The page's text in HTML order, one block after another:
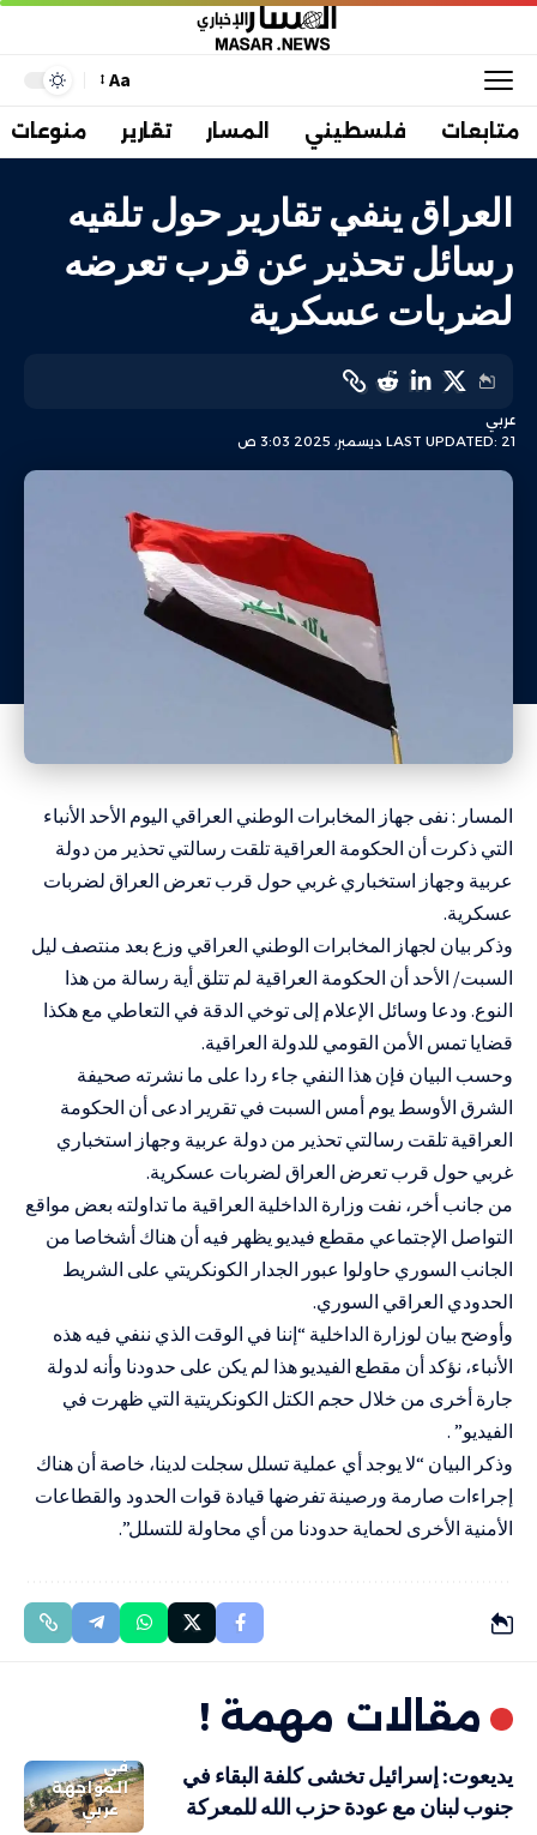
Aa
متابعات فلسطيني المسار تقارير منوعات
العراق ينفي تقارير حول تلقيه
رسائل تحذير عن قرب تعرضه
لضربات عسكرية
LAST UPDATED: 21 ديسمبر، 2025 3:03 ص
عربي
المسار : نفى جهاز المخابرات الوطني العراقي اليوم الأحد الأنباء
التي ذكرت أن الحكومة العراقية تلقت رسالتي تحذير من دولة
عربية وجهاز استخباري غربي حول قرب تعرض العراق لضربات
عسكرية.
وذكر بيان لجهاز المخابرات الوطني العراقي وزع بعد منتصف ليل
السبت/ الأحد أن الحكومة العراقية لم تتلق أية رسالة من هذا
النوع. ودعا وسائل الإعلام إلى توخي الدقة في التعاطي مع هكذا
قضايا تمس الأمن القومي للدولة العراقية.
وحسب البيان فإن هذا النفي جاء ردا على ما نشرته صحيفة
الشرق الأوسط يوم أمس السبت في تقرير ادعى أن الحكومة
العراقية تلقت رسالتي تحذير من دولة عربية وجهاز استخباري
غربي حول قرب تعرض العراق لضربات عسكرية.
من جانب أخر، نفت وزارة الداخلية العراقية ما تداولته بعض مواقع
التواصل الإجتماعي مقطع فيديو يظهر فيه أن هناك أشخاصا من
الجانب السوري حاولوا عبور الجدار الكونكريتي على الشريط
الحدودي العراقي السوري.
وأوضح بيان لوزارة الداخلية “إننا في الوقت الذي ننفي فيه هذه
الأنباء، نؤكد أن مقطع الفيديو هذا لم يكن على حدودنا وأنه لدولة
جارة أخرى من خلال حجم الكتل الكونكريتية التي ظهرت في
الفيديو” .
وذكر البيان “لا يوجد أي عملية تسلل سجلت لدينا، خاصة أن هناك
إجراءات صارمة ورصينة تفرضها قيادة قوات الحدود والقطاعات
الأمنية الأخرى لحماية حدودنا من أي محاولة للتسلل”.
مقالات مهمة !
في
المواجهة
عربي
يديعوت: إسرائيل تخشى كلفة البقاء في
جنوب لبنان مع عودة حزب الله للمعركة